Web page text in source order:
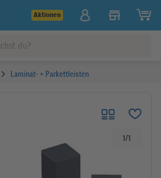
Aktionen
Laminat- + Parkettleisten
1/1